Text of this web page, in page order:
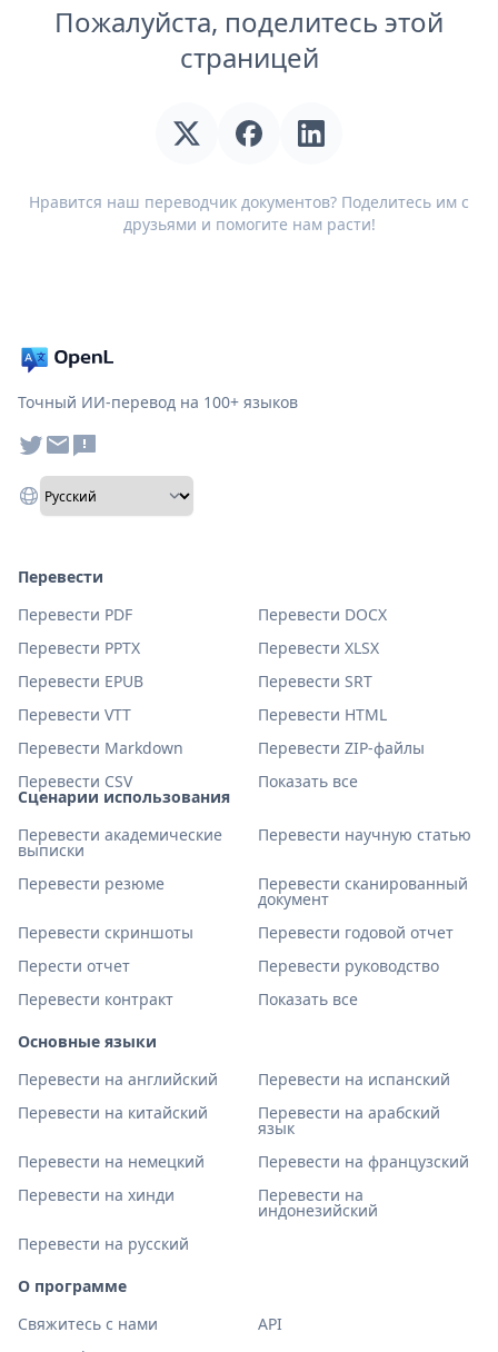
Пожалуйста, поделитесь этой
страницей
Нравится наш переводчик документов? Поделитесь им с
друзьями и помогите нам расти!
Точный ИИ-перевод на 100+ языков
Сценарии использования
Перевести академические
выписки
Перевести научную статью
Перевести резюме Перевести сканированный
документ
Перевести скриншоты
Перевести годовой отчет
Перести отчет
Перевести руководство
Перевести контракт
Показать все
Основные языки
Перевести на английский
Перевести на испанский
Перевести на китайский
Перевести на арабский
язык
Перевести на немецкий
Перевести на французский
Перевести на хинди
Перевести на
индонезийский
Перевести на русский
Перевести
Перевести PDF
Перевести DOCX
Перевести PPTX
Перевести XLSX
Перевести EPUB
Перевести SRT
Перевести VTT
Перевести HTML
Перевести Markdown
Перевести ZIP-файлы
Перевести CSV
Показать все
О программе
Свяжитесь с нами
API